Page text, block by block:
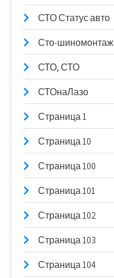
СТО Статус авто
Сто-шиномонтаж
СТО, СТО
СТОнаЛазо
Страница 1
Страница 10
Страница 100
Страница 101
Страница 102
Страница 103
Страница 104